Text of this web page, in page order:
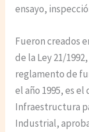
ensayo,
Fueron creados
de la Ley 21/
reglamento de
el año 1995, es
Infraestructura
Industrial,